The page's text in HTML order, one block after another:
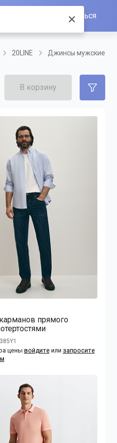
Войти/Зарегистрироваться
20LINE Джинсы мужские
В корзину
прямого
цены войдитеили запросите
✕